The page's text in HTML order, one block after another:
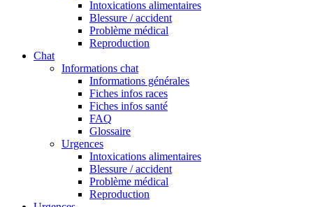
Intoxications alimentaires
Blessure / accident
Problème médical
Reproduction
Chat
Informations chat
Informations générales
Fiches infos races
Fiches infos santé
FAQ
Glossaire
Urgences
Intoxications alimentaires
Blessure / accident
Problème médical
Reproduction